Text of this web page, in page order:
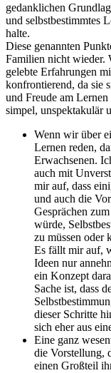
gedanklichen
und selbstbestimmtes
halte.
Diese genannten
Familien nicht wieder.
gelebte Erfahrungen
konfrontierend, da sie
und Freude am
simpel, unspektakulär
Wenn wir über
Lernen reden,
Erwachsenen.
auch mit
mir auf, dass
und auch die
Gesprächen
würde,
zu müssen oder
Es fällt mir auf,
Ideen nur
ein Konzept
Sache ist, dass
dieser Schritte
sich eher aus
Eine ganz
die Vorstellung,
einen Großteil